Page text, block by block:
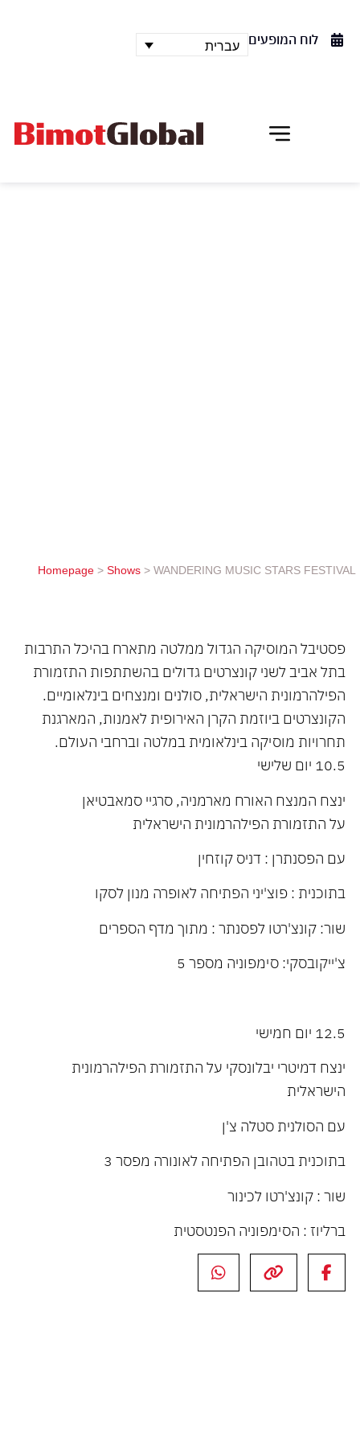
לוח המופעים עברית
Homepage > Shows > WANDERING MUSIC STARS FESTIVAL
פסטיבל המוסיקה הגדול ממלטה מתארח בהיכל התרבות
בתל אביב לשני קונצרטים גדולים בהשתתפות התזמורת
הפילהרמונית הישראלית, סולנים ומנצחים בינלאומיים.
הקונצרטים ביוזמת הקרן האירופית לאמנות, המארגנת
תחרויות מוסיקה בינלאומית במלטה וברחבי העולם.
10.5 יום שלישי
ינצח המנצח האורח מארמניה, סרגיי סמאבטיאן
על התזמורת הפילהרמונית הישראלית
עם הפסנתרן : דניס קוזחין
בתוכנית : פוצ'יני הפתיחה לאופרה מנון לסקו
שור: קונצ'רטו לפסנתר : מתוך מדף הספרים
צ'ייקובסקי: סימפוניה מספר 5
12.5 יום חמישי
ינצח דמיטרי יבלונסקי על התזמורת הפילהרמונית
הישראלית
עם הסולנית סטלה צ'ן
בתוכנית בטהובן הפתיחה לאונורה מפסר 3
שור : קונצ'רטו לכינור
ברליוז : הסימפוניה הפנטסטית